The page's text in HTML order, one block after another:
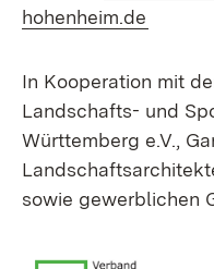
hohenheim.de
In Kooperation mit
Landschafts- und
Württemberg e.V.,
sowie gewerblichen